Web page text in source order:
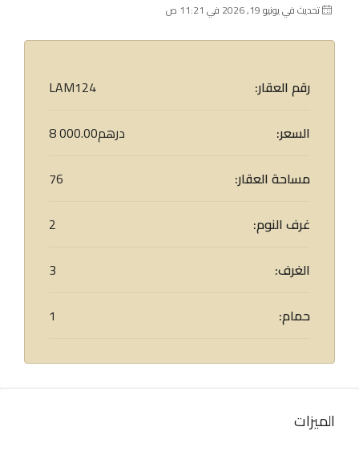
تحديث في يونيو 19, 2026 في 11:21 ص
رقم العقار:
LAM124
السعر:
8 000.00درهم
مساحة العقار:
76
غرف النوم:
2
الغرف:
3
حمام:
1
الميزات